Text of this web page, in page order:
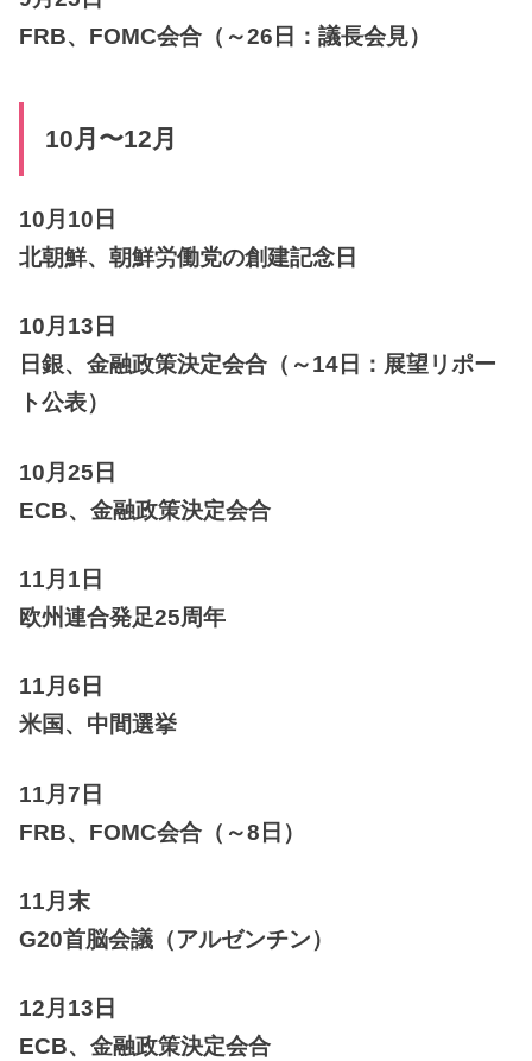
FRB、FOMC会合（～26日：議長会見）
10月〜12月
10月10日
北朝鮮、朝鮮労働党の創建記念日
10月13日
日銀、金融政策決定会合（～14日：展望リポー
ト公表）
10月25日
ECB、金融政策決定会合
11月1日
欧州連合発足25周年
11月6日
米国、中間選挙
11月7日
FRB、FOMC会合（～8日）
11月末
G20首脳会議（アルゼンチン）
12月13日
ECB、金融政策決定会合